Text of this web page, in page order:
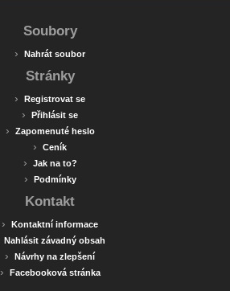
Soubory
› Nahrát soubor
Stránky
› Registrovat se
› Přihlásit se
› Zapomenuté heslo
› Ceník
› Jak na to?
› Podmínky
Kontakt
› Kontaktní informace
Nahlásit závadný obsah
› Návrhy na zlepšení
› Facebooková stránka